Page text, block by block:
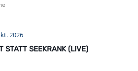
2026
STATT SEEKRANK (LIVE)